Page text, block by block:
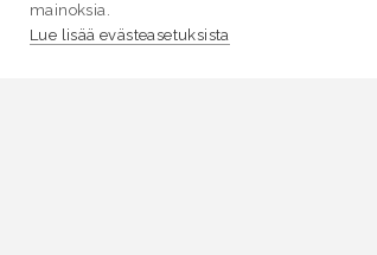
mainoksia.
Lue lisää evästeasetuksista